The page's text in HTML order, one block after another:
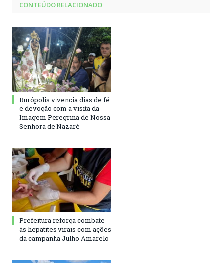
CONTEÚDO RELACIONADO
Rurópolis vivencia dias de fé
e devoção com a visita da
Imagem Peregrina de Nossa
Senhora de Nazaré
Prefeitura reforça combate
às hepatites virais com ações
da campanha Julho Amarelo